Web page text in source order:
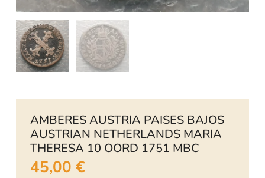
AMBERES AUSTRIA PAISES BAJOS
AUSTRIAN NETHERLANDS MARIA
THERESA 10 OORD 1751 MBC
45,00 €